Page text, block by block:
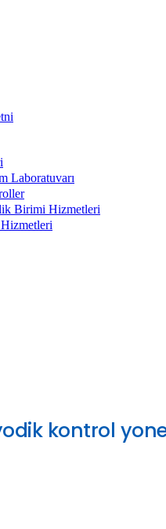
Laboratuvarı
Birimi Hizmetleri
kontrol